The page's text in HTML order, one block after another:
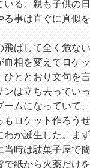
る。親も子供の
事は直ぐに真似
ばして全く危な
相を変えてロケ
ととおり文句を
は立ち去ってい
ムになっていて
ロケット作ろう
か誕生した。ま
時は駄菓子屋で
紙から火薬だけ